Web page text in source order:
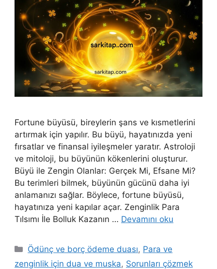
Fortune büyüsü, bireylerin şans ve kısmetlerini
artırmak için yapılır. Bu büyü, hayatınızda yeni
fırsatlar ve finansal iyileşmeler yaratır. Astroloji
ve mitoloji, bu büyünün kökenlerini oluşturur.
Büyü ile Zengin Olanlar: Gerçek Mi, Efsane Mi?
Bu terimleri bilmek, büyünün gücünü daha iyi
anlamanızı sağlar. Böylece, fortune büyüsü,
hayatınıza yeni kapılar açar. Zenginlik Para
Tılsımı İle Bolluk Kazanın … Devamını oku
Ödünç ve borç ödeme duası, Para ve
zenginlik için dua ve muska, Sorunları çözmek